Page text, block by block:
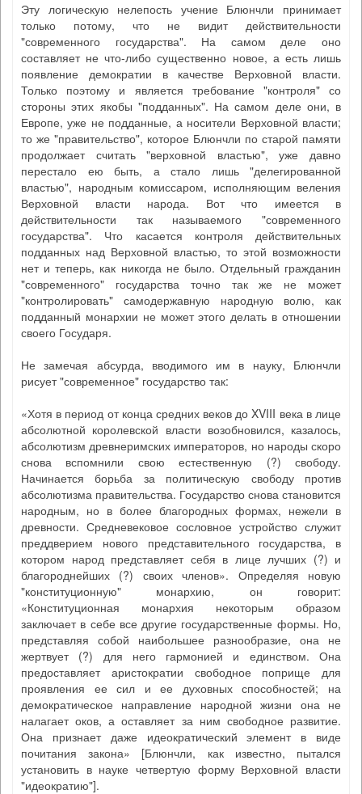
Эту логическую нелепость учение Блюнчли принимает
только потому, что не видит действительности
"современного государства". На самом деле оно
составляет не что-либо существенно новое, а есть лишь
появление демократии в качестве Верховной власти.
Только поэтому и является требование "контроля" со
стороны этих якобы "подданных". На самом деле они, в
Европе, уже не подданные, а носители Верховной власти;
то же "правительство", которое Блюнчли по старой памяти
продолжает считать "верховной властью", уже давно
перестало ею быть, а стало лишь "делегированной
властью", народным комиссаром, исполняющим веления
Верховной власти народа. Вот что имеется в
действительности так называемого "современного
государства". Что касается контроля действительных
подданных над Верховной властью, то этой возможности
нет и теперь, как никогда не было. Отдельный гражданин
"современного" государства точно так же не может
"контролировать" самодержавную народную волю, как
подданный монархии не может этого делать в отношении
своего Государя.
Не замечая абсурда, вводимого им в науку, Блюнчли
рисует "современное" государство так:
«Хотя в период от конца средних веков до XVIII века в лице
абсолютной королевской власти возобновился, казалось,
абсолютизм древнеримских императоров, но народы скоро
снова вспомнили свою естественную (?) свободу.
Начинается борьба за политическую свободу против
абсолютизма правительства. Государство снова становится
народным, но в более благородных формах, нежели в
древности. Средневековое сословное устройство служит
преддверием нового представительного государства, в
котором народ представляет себя в лице лучших (?) и
благороднейших (?) своих членов». Определяя новую
"конституционную" монархию, он говорит:
«Конституционная монархия некоторым образом
заключает в себе все другие государственные формы. Но,
представляя собой наибольшее разнообразие, она не
жертвует (?) для него гармонией и единством. Она
предоставляет аристократии свободное поприще для
проявления ее сил и ее духовных способностей; на
демократическое направление народной жизни она не
налагает оков, а оставляет за ним свободное развитие.
Она признает даже идеократический элемент в виде
почитания закона» [Блюнчли, как известно, пытался
установить в науке четвертую форму Верховной власти
"идеократию"].